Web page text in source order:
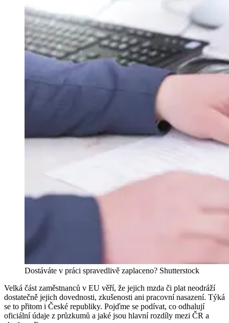
Dostáváte v práci spravedlivě zaplaceno? Shutterstock
Velká část zaměstnanců v EU věří, že jejich mzda či plat neodráží
dostatečně jejich dovednosti, zkušenosti ani pracovní nasazení. Týká
se to přitom i České republiky. Pojďme se podívat, co odhalují
oficiální údaje z průzkumů a jaké jsou hlavní rozdíly mezi ČR a